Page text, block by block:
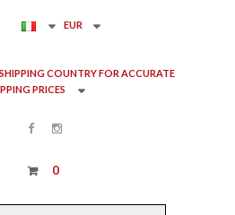
EUR
COUNTRY FOR ACCURATE
PRICES
0